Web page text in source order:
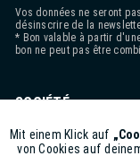
Vos données ne seront
désinscrire de la
* Bon valable à partir
bon ne peut pas être
SOCIÉTÉ
CONTACT
Funktionale
Mit einem Klick auf
von Cookies auf